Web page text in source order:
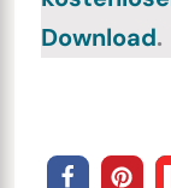
Download.